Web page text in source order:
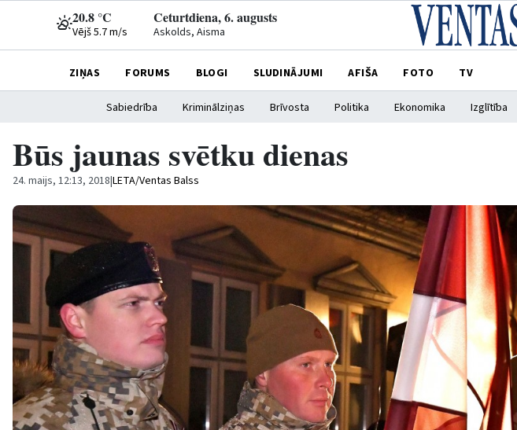
20.8 °C
Vējš 5.7 m/s
Ceturtdiena, 6. augusts
Askolds, Aisma
ZIŅAS FORUMS BLOGI SLUDINĀJUMI AFIŠA FOTO TV
Sabiedrība Kriminālziņas Brīvosta Politika Ekonomika Izglītība
Būs jaunas svētku dienas
24. maijs, 12:13, 2018|LETA/Ventas Balss